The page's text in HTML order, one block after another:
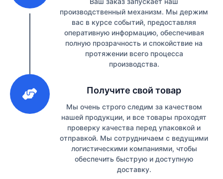
производственный механизм. Мы держим
вас в курсе событий, предоставляя
оперативную информацию, обеспечивая
полную прозрачность и спокойствие на
протяжении всего процесса
производства.
Получите свой товар
Мы очень строго следим за качеством
нашей продукции, и все товары проходят
проверку качества перед упаковкой и
отправкой. Мы сотрудничаем с ведущими
логистическими компаниями, чтобы
обеспечить быструю и доступную
доставку.